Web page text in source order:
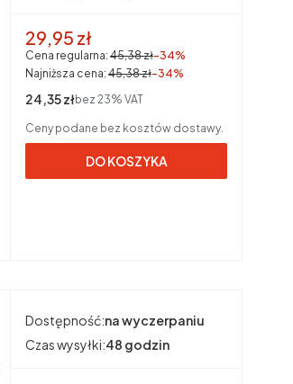
Cena promocyjna brutto
29,95 zł
Cena regularna: 45,38 zł-34%
Najniższa cena: 45,38 zł-34%
Cena netto
24,35 złbez 23% VAT
Ceny podane bez kosztów dostawy.
DO KOSZYKA
Dostępność:na wyczerpaniu
Czas wysyłki:48 godzin